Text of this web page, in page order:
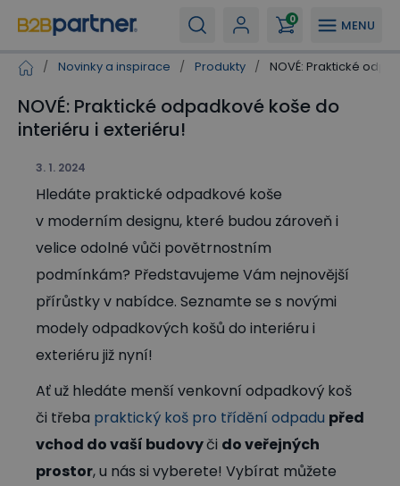
MENU
0
/ Novinky a inspirace / Produkty / NOVÉ: Praktické
NOVÉ: Praktické odpadkové koše do
interiéru i exteriéru!
3. 1. 2024
Hledáte praktické odpadkové koše
v moderním designu, které budou zároveň i
velice odolné vůči povětrnostním
podmínkám? Představujeme Vám nejnovější
přírůstky v nabídce. Seznamte se s novými
modely odpadkových košů do interiéru i
exteriéru již nyní!
Ať už hledáte menší venkovní odpadkový koš
či třeba praktický koš pro třídění odpadu před
vchod do vaší budovyči do veřejných
prostor, u nás si vyberete! Vybírat můžete